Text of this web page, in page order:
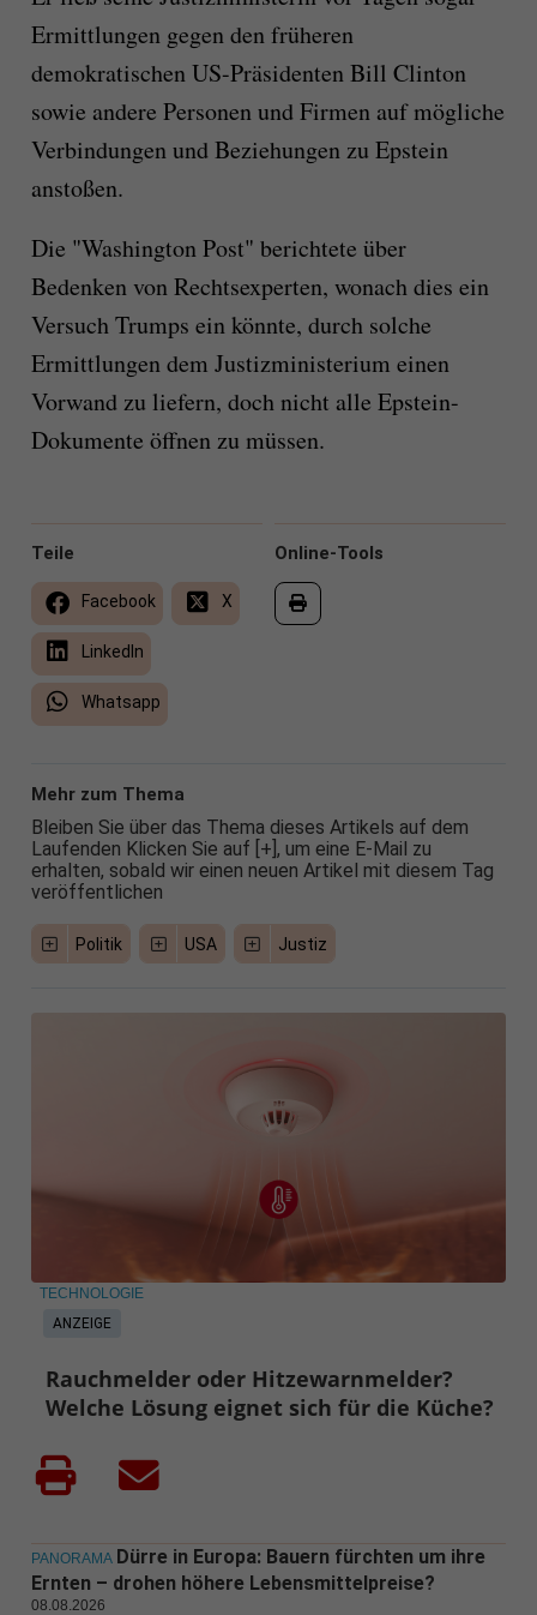
Ermittlungen gegen den früheren
demokratischen US-Präsidenten Bill Clinton
sowie andere Personen und Firmen auf mögliche
Verbindungen und Beziehungen zu Epstein
anstoßen.
Die "Washington Post" berichtete über
Bedenken von Rechtsexperten, wonach dies ein
Versuch Trumps ein könnte, durch solche
Ermittlungen dem Justizministerium einen
Vorwand zu liefern, doch nicht alle Epstein-
Dokumente öffnen zu müssen.
Online-Tools
Teile
Facebook X
LinkedIn
Whatsapp
Mehr zum Thema
Bleiben Sie über das Thema dieses Artikels auf dem
Laufenden Klicken Sie auf [+], um eine E-Mail zu
erhalten, sobald wir einen neuen Artikel mit diesem Tag
veröffentlichen
Politik USA Justiz
ANZEIGE
TECHNOLOGIE
Rauchmelder oder Hitzewarnmelder?
Welche Lösung eignet sich für die Küche?
PANORAMA Dürre in Europa: Bauern fürchten um ihre
Ernten – drohen höhere Lebensmittelpreise?
08.08.2026